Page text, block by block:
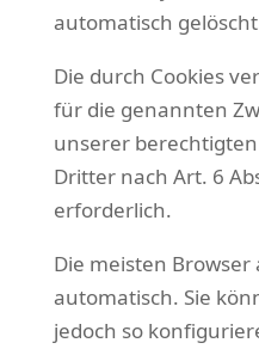
automatisch
Die durch Cookies
für die genannten
unserer
Dritter nach Art. 6
erforderlich.
Die meisten
automatisch. Sie
jedoch so